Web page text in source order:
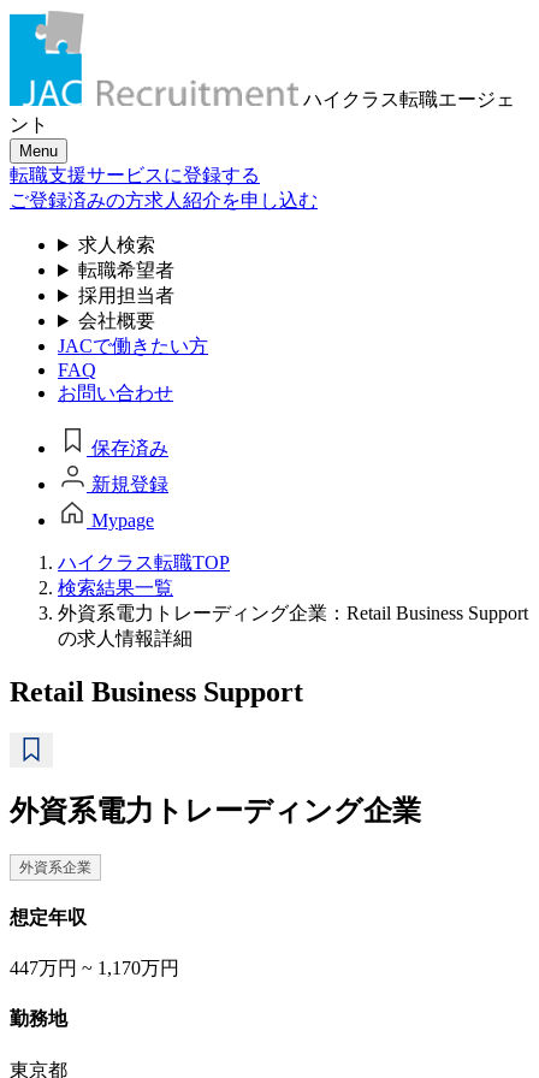
ハイクラス転職エージェ
ント
Menu
転職支援サービスに登録する
ご登録済みの方求人紹介を申し込む
求人検索
転職希望者
採用担当者
会社概要
JACで働きたい方
FAQ
お問い合わせ
保存済み
新規登録
Mypage
ハイクラス転職TOP
検索結果一覧
外資系電力トレーディング企業：Retail Business Support
の求人情報詳細
Retail Business Support
外資系電力トレーディング企業
外資系企業
想定年収
447万円 ~ 1,170万円
勤務地
東京都